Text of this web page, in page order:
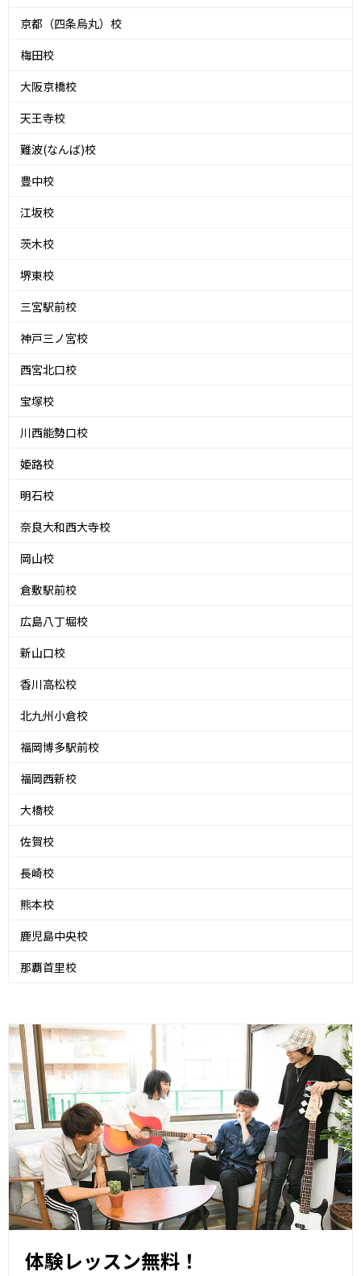
京都（四条烏丸）校
梅田校
大阪京橋校
天王寺校
難波(なんば)校
豊中校
江坂校
茨木校
堺東校
三宮駅前校
神戸三ノ宮校
西宮北口校
宝塚校
川西能勢口校
姫路校
明石校
奈良大和西大寺校
岡山校
倉敷駅前校
広島八丁堀校
新山口校
香川高松校
北九州小倉校
福岡博多駅前校
福岡西新校
大橋校
佐賀校
長崎校
熊本校
鹿児島中央校
那覇首里校
体験レッスン無料！